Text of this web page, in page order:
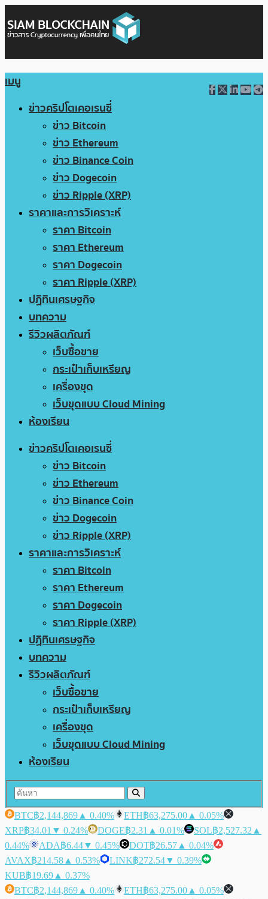
เมนู
ข่าวคริปโตเคอเรนซี่
ข่าว Bitcoin
ข่าว Ethereum
ข่าว Binance Coin
ข่าว Dogecoin
ข่าว Ripple (XRP)
ราคาและการวิเคราะห์
ราคา Bitcoin
ราคา Ethereum
ราคา Dogecoin
ราคา Ripple (XRP)
ปฏิทินเศรษฐกิจ
บทความ
รีวิวผลิตภัณฑ์
เว็บซื้อขาย
กระเป๋าเก็บเหรียญ
เครื่องขุด
เว็บขุดแบบ Cloud Mining
ห้องเรียน
ข่าวคริปโตเคอเรนซี่
ข่าว Bitcoin
ข่าว Ethereum
ข่าว Binance Coin
ข่าว Dogecoin
ข่าว Ripple (XRP)
ราคาและการวิเคราะห์
ราคา Bitcoin
ราคา Ethereum
ราคา Dogecoin
ราคา Ripple (XRP)
ปฏิทินเศรษฐกิจ
บทความ
รีวิวผลิตภัณฑ์
เว็บซื้อขาย
กระเป๋าเก็บเหรียญ
เครื่องขุด
เว็บขุดแบบ Cloud Mining
ห้องเรียน
BTC฿2,144,869 ▲ 0.40% ETH฿63,275.00 ▲ 0.05%
XRP฿34.01 ▼ 0.24% DOGE฿2.31 ▲ 0.01% SOL฿2,527.32 ▲
0.44%
ADA฿6.44▼ 0.45% DOT฿26.57 ▲ 0.04%
AVAX฿214.58 ▲ 0.53% LINK฿272.54▼ 0.39%
KUB฿19.69 ▲ 0.37%
BTC฿2,144,869 ▲ 0.40% ETH฿63,275.00 ▲ 0.05%